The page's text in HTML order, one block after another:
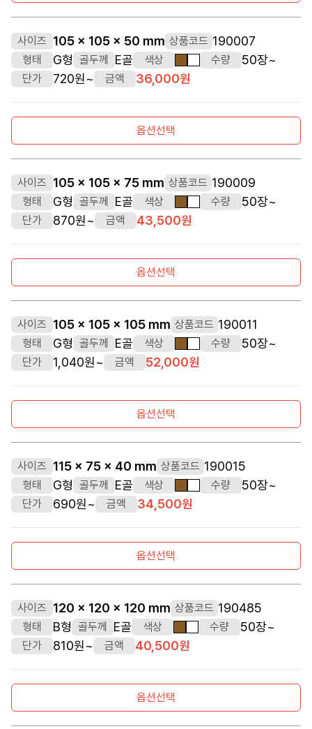
사이즈 105 x 105 x 50 mm 상품코드 190007
형태 G형 골두께 E골 색상 갈색
흰색 수량 50장~
단가 720원~ 금액 36,000원
옵션선택
사이즈 105 x 105 x 75 mm 상품코드 190009
형태 G형 골두께 E골 색상 갈색
흰색 수량 50장~
단가 870원~ 금액 43,500원
옵션선택
사이즈 105 x 105 x 105 mm 상품코드 190011
형태 G형 골두께 E골 색상 갈색
흰색 수량 50장~
단가 1,040원~ 금액 52,000원
옵션선택
사이즈 115 x 75 x 40 mm 상품코드 190015
형태 G형 골두께 E골 색상 갈색
흰색 수량 50장~
단가 690원~ 금액 34,500원
옵션선택
사이즈 120 x 120 x 120 mm 상품코드 190485
형태 B형 골두께 E골 색상 갈색
흰색 수량 50장~
단가 810원~ 금액 40,500원
옵션선택